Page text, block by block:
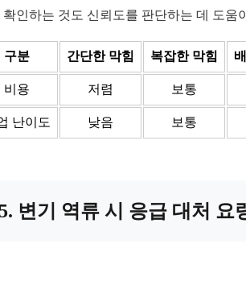
확인하는 것도 신뢰도를 판단하는 데 도움
구분 간단한 막힘 복잡한 막힘
비용 저렴 보통
난이도 낮음 보통
변기 역류 시 응급 대처 요